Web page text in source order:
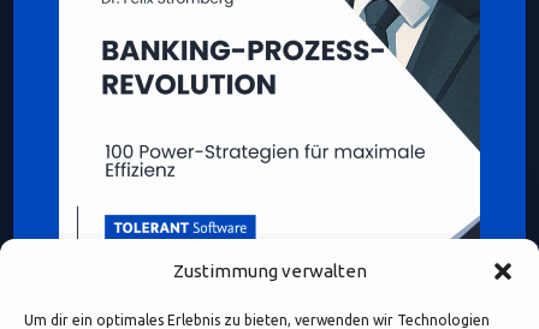
Zustimmung verwalten
Um dir ein optimales Erlebnis zu bieten, verwenden wir Technologien